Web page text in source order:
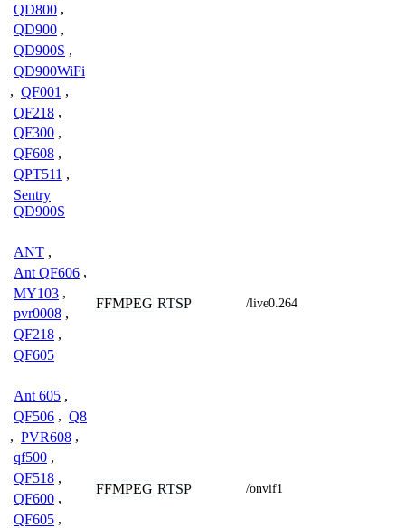
QD800 ,
QD900 ,
QD900S ,
QD900WiFi
, QF001 ,
QF218 ,
QF300 ,
QF608 ,
QPT511 ,
Sentry
QD900S
ANT ,
Ant QF606 ,
MY103 ,
pvr0008 ,
QF218 ,
QF605
FFMPEG RTSP /live0.264
Ant 605 ,
QF506 , Q8
, PVR608 ,
qf500 ,
QF518 ,
QF600 ,
QF605 ,
FFMPEG RTSP /onvif1